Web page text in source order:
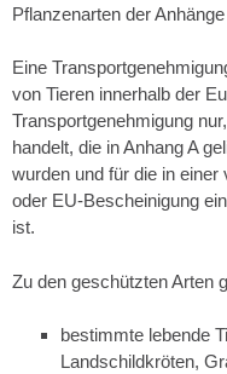
Pflanzenarten der
Eine
von Tieren innerhalb der
Transportgenehmigung
handelt, die in Anhang A
wurden und für die in
oder EU-Bescheinigung
ist.
Zu den geschützten Arten
bestimmte lebende
Landschildkröten,